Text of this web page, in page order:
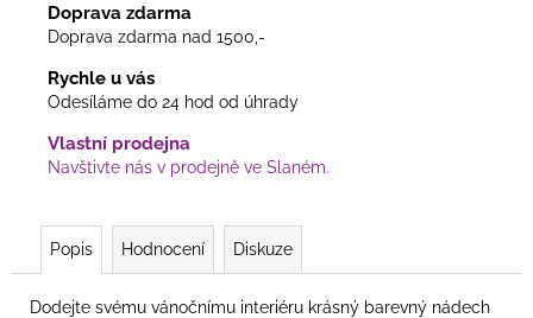
Doprava zdarma
Doprava zdarma nad 1500,-
Rychle u vás
Odesíláme do 24 hod od úhrady
Vlastní prodejna
Navštivte nás v prodejně ve Slaném.
Popis Hodnocení Diskuze
Dodejte svému vánočnímu interiéru krásný barevný nádech